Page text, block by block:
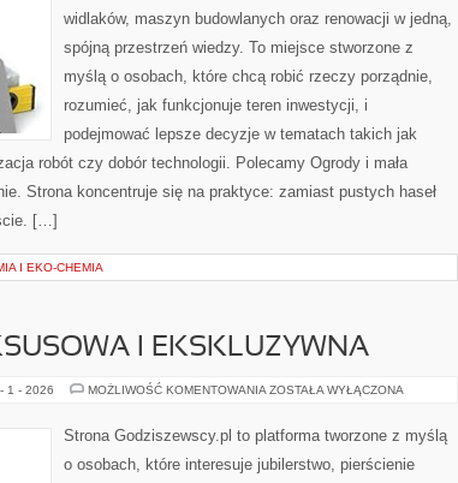
widlaków, maszyn budowlanych oraz renowacji w jedną,
spójną przestrzeń wiedzy. To miejsce stworzone z
myślą o osobach, które chcą robić rzeczy porządnie,
rozumieć, jak funkcjonuje teren inwestycji, i
podejmować lepsze decyzje w tematach takich jak
robót czy dobór technologii. Polecamy Ogrody i mała
Strona koncentruje się na praktyce: zamiast pustych haseł
[…]
I EKO-CHEMIA
I EKSKLUZYWNA
1 - 2026 MOŻLIWOŚĆ KOMENTOWANIA BIŻUTERIA
EKSKLUZYWNA
ZOSTAŁA WYŁĄCZONA
Strona Godziszewscy.pl to platforma tworzone z myślą
o osobach, które interesuje jubilerstwo, pierścienie